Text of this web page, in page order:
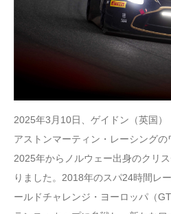
2025年3月10日、ゲイドン（英国）
アストンマーティン・レーシングの
2025年からノルウェー出身のクリ
りました。2018年のスパ24時間レ
ールドチャレンジ・ヨーロッパ（